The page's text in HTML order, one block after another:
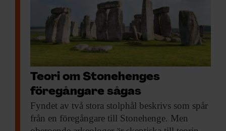
Teori om Stonehenges
föregångare sågas
Fyndet av två stora stolphål beskrivs som spår
från en föregångare till Stonehenge. Men